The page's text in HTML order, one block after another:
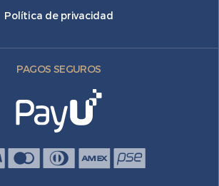
Política de privacidad
PAGOS SEGUROS